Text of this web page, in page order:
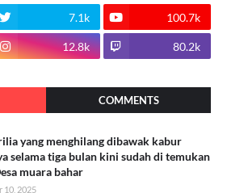
7.1k 100.7k
12.8k 80.2k
COMMENTS
yang menghilang dibawak kabur
selama tiga bulan kini sudah di temukan
muara bahar
10, 2025